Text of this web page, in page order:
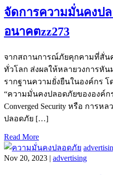
จัดการความมั่นคงป
อนาคตzz273
จากสถานการณ์ภัยคุกคามที่สั่น
ทั่วโลก ส่งผลให้หลายวงการหั
รากฐานความยั่งยืนในองค์กร
“ความมั่นคงปลอดภัยขององค์กร
Converged Security หรือ การ
ปลอดภัย […]
Read More
Nov 20, 2023 | advertising